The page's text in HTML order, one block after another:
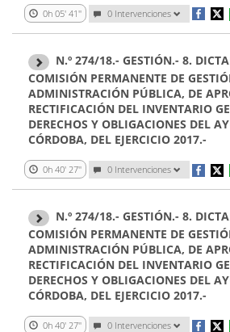
0h 05' 41'' 0 Intervenciones
N.º 274/18.- GESTIÓN.- 8.
COMISIÓN PERMANENTE DE
ADMINISTRACIÓN PÚBLICA, DE
RECTIFICACIÓN DEL INVENTARIO
DERECHOS Y OBLIGACIONES DEL
CÓRDOBA, DEL EJERCICIO 2017.-
0h 40' 27'' 0 Intervenciones
N.º 274/18.- GESTIÓN.- 8.
COMISIÓN PERMANENTE DE
ADMINISTRACIÓN PÚBLICA, DE
RECTIFICACIÓN DEL INVENTARIO
DERECHOS Y OBLIGACIONES DEL
CÓRDOBA, DEL EJERCICIO 2017.-
0h 40' 27'' 0 Intervenciones